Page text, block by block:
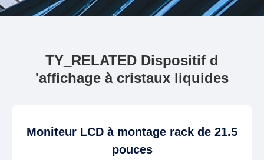
TY_RELATED Dispositif d
'affichage à cristaux liquides
Moniteur LCD à montage rack de 21.5
pouces